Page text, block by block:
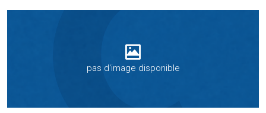
pas d'image disponible